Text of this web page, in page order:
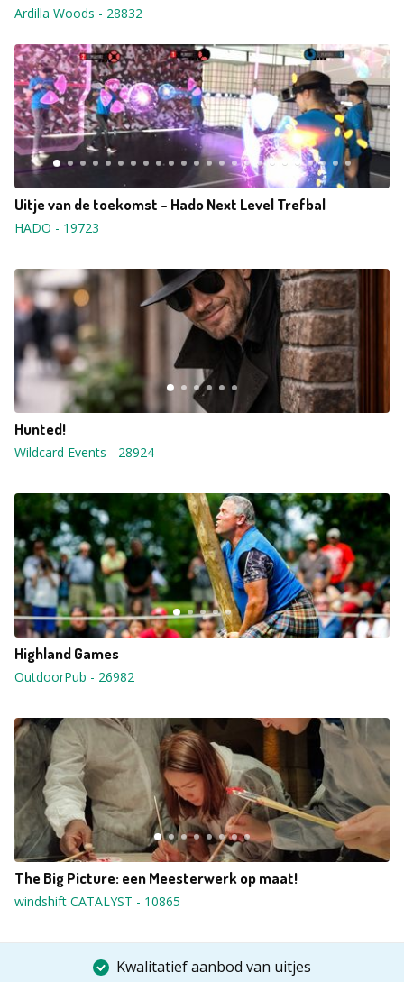
Ardilla Woods - 28832
Uitje van de toekomst - Hado Next Level Trefbal
HADO - 19723
Hunted!
Wildcard Events - 28924
Highland Games
OutdoorPub - 26982
The Big Picture: een Meesterwerk op maat!
windshift CATALYST - 10865
Kwalitatief aanbod van uitjes